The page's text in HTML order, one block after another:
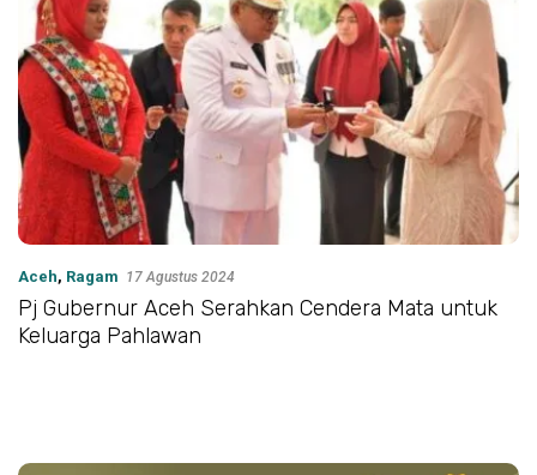
Aceh, Ragam 17 Agustus 2024
Pj Gubernur Aceh Serahkan Cendera Mata untuk
Keluarga Pahlawan